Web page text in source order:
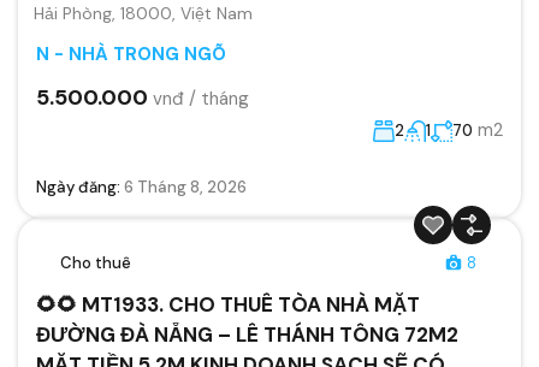
Hải Phòng, 18000, Việt Nam
N - NHÀ TRONG NGÕ
5.500.000 vnđ / tháng
2 1 70 m2
Ngày đăng: 6 Tháng 8, 2026
Cho thuê 8
🌻🌻 MT1933. CHO THUÊ TÒA NHÀ MẶT
ĐƯỜNG ĐÀ NẴNG – LÊ THÁNH TÔNG 72M2